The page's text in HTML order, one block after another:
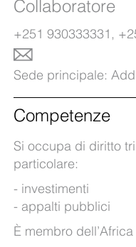
Collaboratore
+251 930333331,
Sede principale:
Competenze
Si occupa di diritto
particolare:
investimenti
appalti pubblici
È membro dell’Africa